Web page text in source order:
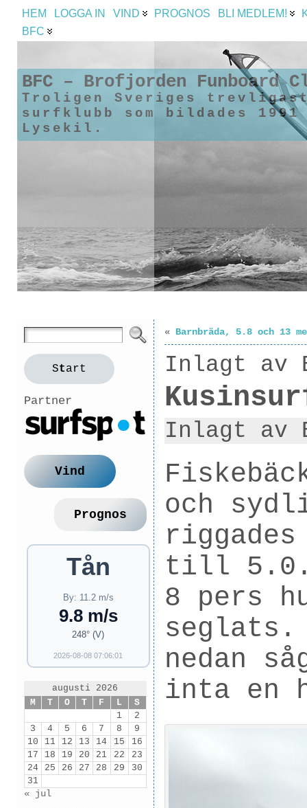
HEM LOGGA IN VIND PROGNOS BLI MEDLEM!
BFC
BFC – Brofjorden Funboard
Troligen Sveriges
surfklubb som bildades
Lysekil.
Start
Partner
Vind
Prognos
Tån
By: 11.2 m/s
9.8 m/s
248° (V)
2026-08-08 07:06:01
augusti 2026
M
T O T F L
S
1
2
3
4 5 6 7 8
9
10
11 12 13 14 15
16
17
18 19 20 21 22
23
24
25 26 27 28 29
30
31
« jul
« Barnbräda, 5.8 och 13
Inlagt av
Inlagt av
och
till 5.0.
8 pers
seglats.
nedan
inta en